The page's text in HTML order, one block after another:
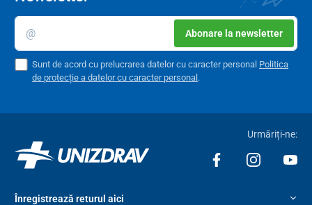
Abonare la newsletter
Sunt de acord cu prelucrarea datelor cu caracter personal Politica
de protecție a datelor cu caracter personal .
Urmăriți-ne:
Înregistrează returul aici